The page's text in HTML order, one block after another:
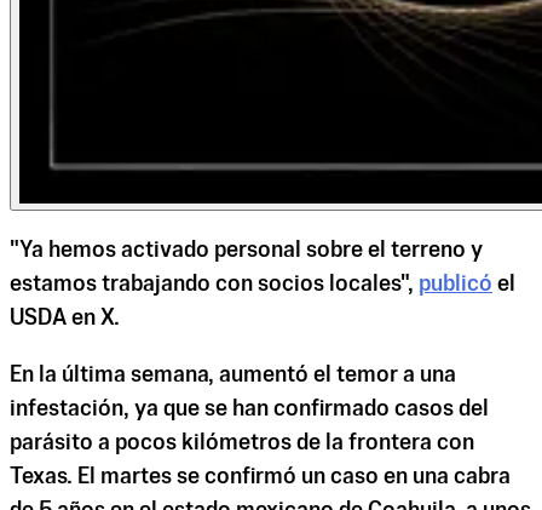
"Ya hemos activado personal sobre el terreno y
estamos trabajando con socios locales", publicó el
USDA en X.
En la última semana, aumentó el temor a una
infestación, ya que se han confirmado casos del
parásito a pocos kilómetros de la frontera con
Texas. El martes se confirmó un caso en una cabra